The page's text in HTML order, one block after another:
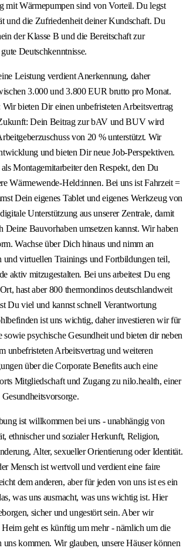
mit Wärmepumpen sind von Vorteil. Du legst
und die Zufriedenheit deiner Kundschaft. Du
der Klasse B und die Bereitschaft zur
Deutschkenntnisse.
Leistung verdient Anerkennung, daher
3.000 und 3.800 EUR brutto pro Monat.
bieten Dir einen unbefristeten Arbeitsvertrag
Dein Beitrag zur bAV und BUV wird
von 20 % unterstützt. Wir
und bieten Dir neue Job-Perspektiven.
Montagemitarbeiter den Respekt, den Du
Wärmewende-Held:innen. Bei uns ist Fahrzeit =
Dein eigenes Tablet und eigenes Werkzeug von
Unterstützung aus unserer Zentrale, damit
Deine Bauvorhaben umsetzen kannst. Wir haben
Wachse über Dich hinaus und nimm an
und virtuellen Trainings und Fortbildungen teil,
aktiv mitzugestalten. Bei uns arbeitest Du eng
hast aber 800 thermondinos deutschlandweit
Du viel und kannst schnell Verantwortung
ist uns wichtig, daher investieren wir für
sowie psychische Gesundheit und bieten dir neben
unbefristeten Arbeitsvertrag und weiteren
über die Corporate Benefits auch eine
Mitgliedschaft und Zugang zu nilo.health, einer
ist willkommen bei uns - unabhängig von
ethnischer und sozialer Herkunft, Religion,
Alter, sexueller Orientierung oder Identität.
Mensch ist wertvoll und verdient eine faire
dem anderen, aber für jeden von uns ist es ein
was uns ausmacht, was uns wichtig ist. Hier
sicher und ungestört sein. Aber wir
Heim geht es künftig um mehr - nämlich um die
uns kommen. Wir glauben, unsere Häuser können